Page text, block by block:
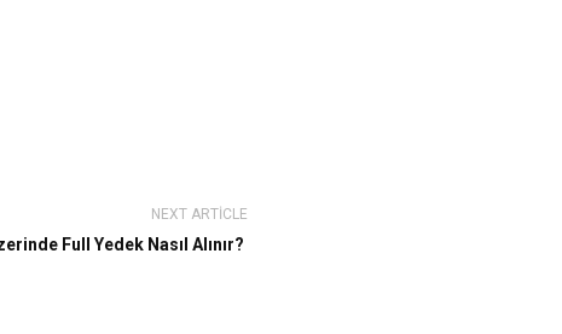
NEXT ARTICLE
Full Yedek Nasıl Alınır?